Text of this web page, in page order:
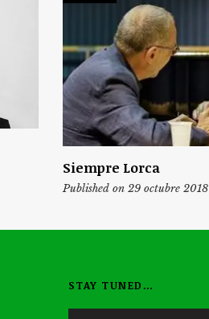
Siempre Lorca
Published on 29 octubre 2018
STAY TUNED…